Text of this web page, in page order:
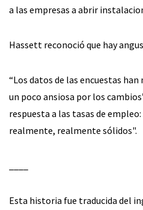
a las empresas a abrir
Hassett reconoció que hay
“Los datos de las encuestas
un poco ansiosa por los
respuesta a las tasas de
realmente, realmente sólidos".
Esta historia fue traducida del